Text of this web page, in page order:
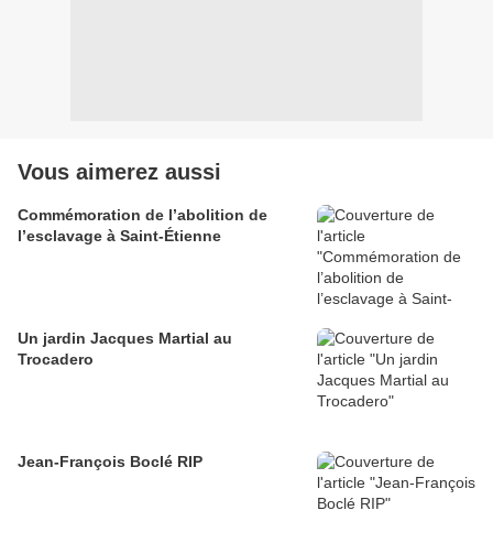
Vous aimerez aussi
Commémoration de l’abolition de
l’esclavage à Saint-Étienne
Un jardin Jacques Martial au
Trocadero
Jean-François Boclé RIP